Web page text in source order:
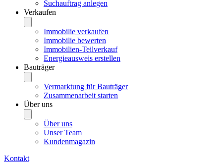
Suchauftrag anlegen
Verkaufen
Immobilie verkaufen
Immobilie bewerten
Immobilien-Teilverkauf
Energieausweis erstellen
Bauträger
Vermarktung für Bauträger
Zusammenarbeit starten
Über uns
Über uns
Unser Team
Kundenmagazin
Kontakt